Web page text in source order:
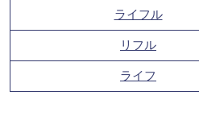
ライフル
リフル
ライフ